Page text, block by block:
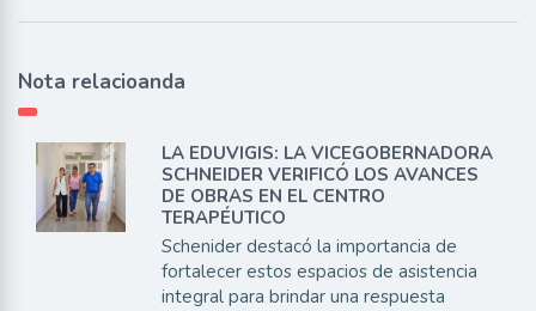
Nota relacioanda
LA EDUVIGIS: LA VICEGOBERNADORA
SCHNEIDER VERIFICÓ LOS AVANCES
DE OBRAS EN EL CENTRO
TERAPÉUTICO
Schenider destacó la importancia de
fortalecer estos espacios de asistencia
integral para brindar una respuesta